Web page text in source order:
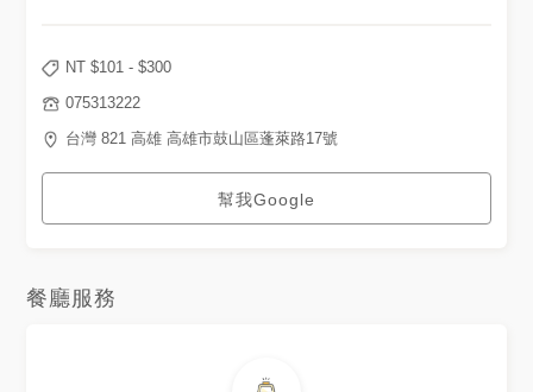
NT $101 - $300
075313222
台灣 821 高雄 高雄市鼓山區蓬萊路17號
幫我Google
餐廳服務